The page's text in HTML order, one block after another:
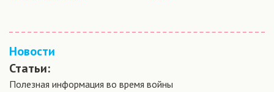
Новости
Статьи:
Полезная информация во время войны